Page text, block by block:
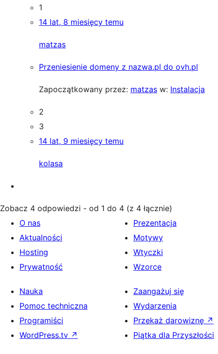
1
14 lat, 8 miesięcy temu
matzas
Przeniesienie domeny z nazwa.pl do ovh.pl
Zapoczątkowany przez: matzas w: Instalacja
2
3
14 lat, 9 miesięcy temu
kolasa
Zobacz 4 odpowiedzi - od 1 do 4 (z 4 łącznie)
O nas
Aktualności
Hosting
Prywatność
Prezentacja
Motywy
Wtyczki
Wzorce
Nauka
Pomoc techniczna
Programiści
WordPress.tv ↗
Zaangażuj się
Wydarzenia
Przekaż darowiznę ↗
Piątka dla Przyszłości